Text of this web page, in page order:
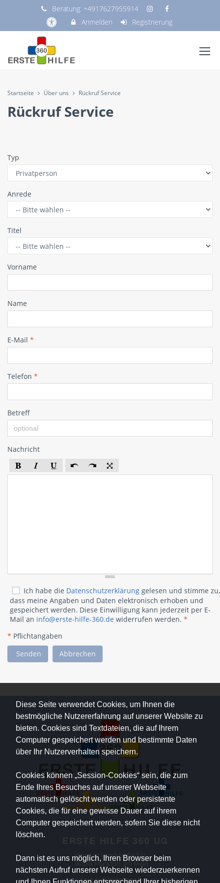
Diese Seite verwendet Cookies, um Ihnen die
bestmögliche Nutzererfahrung auf unserer Website zu
bieten. Cookies sind Textdateien, die auf Ihrem
Computer gespeichert werden und bestimmte Daten
über Ihr Nutzerverhalten speichern.
Cookies können „Session-Cookies“ sein, die zum
Ende Ihres Besuches auf unserer Webseite
automatisch gelöscht werden oder persistente
Cookies, die für eine gewisse Dauer auf ihrem
Computer gespeichert werden, sofern Sie diese nicht
löschen.
Dann ist es uns möglich, Ihren Browser beim
nächsten Aufruf unserer Webseite wiederzuerkennen
Beratung: +4917627955914
Anmelden
Registrierung
Startseite Über uns Rückruf Service
Rückruf Service
Typ
Anrede
Titel
Vorname
Name
E-Mail *
Telefon *
Betreff
Nachricht
Ich habe die Datenschutzerklärung gelesen und stimme zu,
dass meine Angaben und Daten elektronisch erhoben und
gespeichert werden. Diese Einwilligung kann jederzeit per E-
Mail an info@erste-hilfe-360.de widerrufen werden. *
* Pflichtangaben
Senden
Abbrechen
Hanauer Landstraße 521
60386 Frankfurt am Main
Mobil:0178 6903044